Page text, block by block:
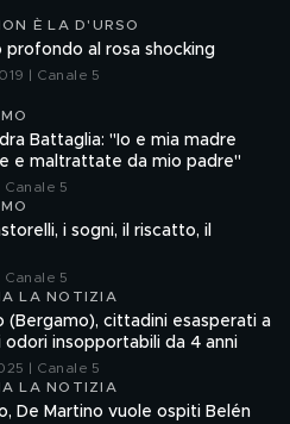
È LA D'URSO
profondo al rosa shocking
| Canale 5
Battaglia: "Io e mia madre
e maltrattate da mio padre"
5
i sogni, il riscatto, il
5
LA NOTIZIA
(Bergamo), cittadini esasperati a
odori insopportabili da 4 anni
| Canale 5
LA NOTIZIA
De Martino vuole ospiti Belén